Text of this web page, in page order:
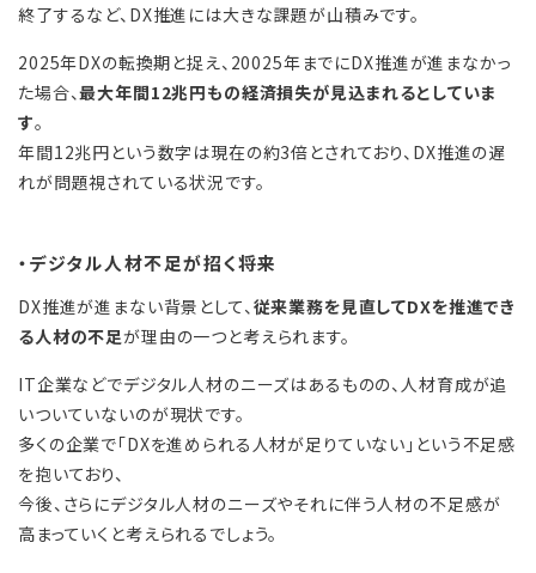
終了するなど、DX推進には大きな課題が山積みです。
2025年DXの転換期と捉え、20025年までにDX推進が進まなかっ
た場合、最大年間12兆円もの経済損失が見込まれるとしていま
す。
年間12兆円という数字は現在の約3倍とされており、DX推進の遅
れが問題視されている状況です。
・デジタル人材不足が招く将来
DX推進が進まない背景として、 従来業務を見直してDXを推進でき
る人材の不足が理由の一つと考えられます。
IT企業などでデジタル人材のニーズはあるものの、人材育成が追
いついていないのが現状です。
多くの企業で「DXを進められる人材が足りていない」という不足感
を抱いており、
今後、さらにデジタル人材のニーズやそれに伴う人材の不足感が
高まっていくと考えられるでしょう。